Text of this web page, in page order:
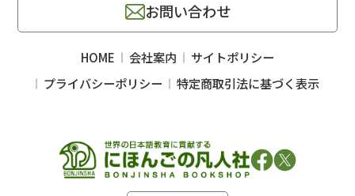
お問い合わせ
HOME 会社案内
サイトポリシー
プライバシーポリシー
特定商取引法に基づく表示